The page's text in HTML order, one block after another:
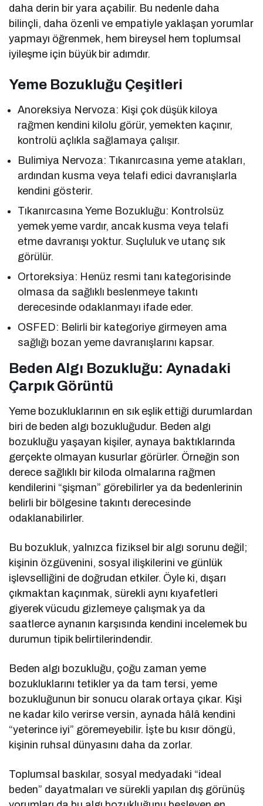
daha derin bir yara açabilir. Bu nedenle daha
bilinçli, daha özenli ve empatiyle yaklaşan yorumlar
yapmayı öğrenmek, hem bireysel hem toplumsal
iyileşme için büyük bir adımdır.
Yeme Bozukluğu Çeşitleri
Anoreksiya Nervoza: Kişi çok düşük kiloya
rağmen kendini kilolu görür, yemekten kaçınır,
kontrolü açlıkla sağlamaya çalışır.
Bulimiya Nervoza: Tıkanırcasına yeme atakları,
ardından kusma veya telafi edici davranışlarla
kendini gösterir.
Tıkanırcasına Yeme Bozukluğu: Kontrolsüz
yemek yeme vardır, ancak kusma veya telafi
etme davranışı yoktur. Suçluluk ve utanç sık
görülür.
Ortoreksiya: Henüz resmi tanı kategorisinde
olmasa da sağlıklı beslenmeye takıntı
derecesinde odaklanmayı ifade eder.
OSFED: Belirli bir kategoriye girmeyen ama
sağlığı bozan yeme davranışlarını kapsar.
Beden Algı Bozukluğu: Aynadaki
Çarpık Görüntü
Yeme bozukluklarının en sık eşlik ettiği durumlardan
biri de beden algı bozukluğudur. Beden algı
bozukluğu yaşayan kişiler, aynaya baktıklarında
gerçekte olmayan kusurlar görürler. Örneğin son
derece sağlıklı bir kiloda olmalarına rağmen
kendilerini “şişman” görebilirler ya da bedenlerinin
belirli bir bölgesine takıntı derecesinde
odaklanabilirler.
Bu bozukluk, yalnızca fiziksel bir algı sorunu değil;
kişinin özgüvenini, sosyal ilişkilerini ve günlük
işlevselliğini de doğrudan etkiler. Öyle ki, dışarı
çıkmaktan kaçınmak, sürekli aynı kıyafetleri
giyerek vücudu gizlemeye çalışmak ya da
saatlerce aynanın karşısında kendini incelemek bu
durumun tipik belirtilerindendir.
Beden algı bozukluğu, çoğu zaman yeme
bozukluklarını tetikler ya da tam tersi, yeme
bozukluğunun bir sonucu olarak ortaya çıkar. Kişi
ne kadar kilo verirse versin, aynada hâlâ kendini
“yeterince iyi” göremeyebilir. İşte bu kısır döngü,
kişinin ruhsal dünyasını daha da zorlar.
Toplumsal baskılar, sosyal medyadaki “ideal
beden” dayatmaları ve sürekli yapılan dış görünüş